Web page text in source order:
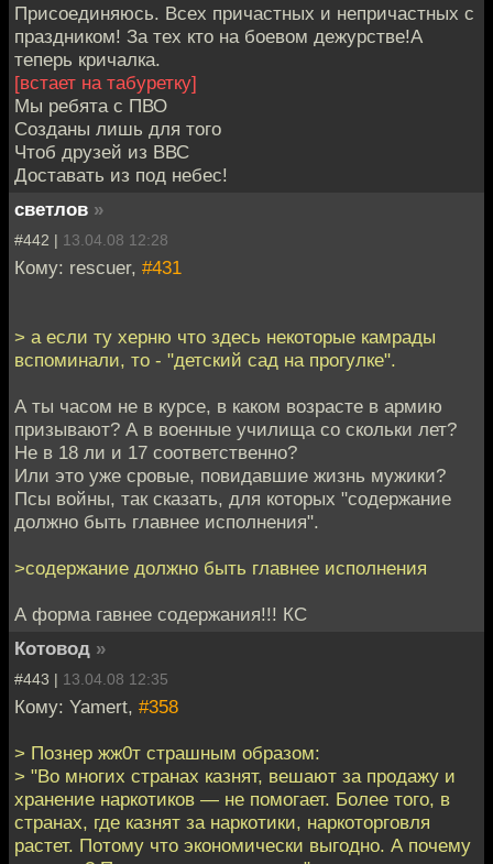
Присоединяюсь. Всех причастных и непричастных с
праздником! За тех кто на боевом дежурстве!А
теперь кричалка.
[встает на табуретку]
Мы ребята с ПВО
Созданы лишь для того
Чтоб друзей из ВВС
Доставать из под небес!
светлов »
#442 | 13.04.08 12:28
Кому: rescuer, #431
> а если ту херню что здесь некоторые камрады
вспоминали, то - "детский сад на прогулке".
А ты часом не в курсе, в каком возрасте в армию
призывают? А в военные училища со скольки лет?
Не в 18 ли и 17 соответственно?
Или это уже сровые, повидавшие жизнь мужики?
Псы войны, так сказать, для которых "содержание
должно быть главнее исполнения".
>содержание должно быть главнее исполнения
А форма гавнее содержания!!! КС
Котовод »
#443 | 13.04.08 12:35
Кому: Yamert, #358
> Познер жж0т страшным образом:
> "Во многих странах казнят, вешают за продажу и
хранение наркотиков — не помогает. Более того, в
странах, где казнят за наркотики, наркоторговля
растет. Потому что экономически выгодно. А почему